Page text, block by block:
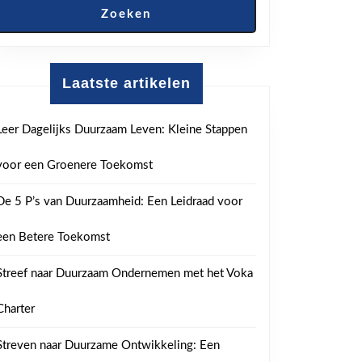
Zoeken
Laatste artikelen
Dagelijks Duurzaam Leven: Kleine Stappen
een Groenere Toekomst
5 P’s van Duurzaamheid: Een Leidraad voor
Betere Toekomst
naar Duurzaam Ondernemen met het Voka
naar Duurzame Ontwikkeling: Een